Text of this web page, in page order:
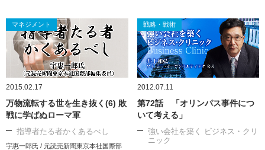
マネジメント
2015.02.17
万物流転する世を生き抜く(6) 敗
戦に学ばぬローマ軍
指導者たる者かくあるべし
宇惠一郎氏 / 元読売新聞東京本社国際部
戦略・戦術
2012.07.11
第72話 「オリンパス事件につ
いて考える」
強い会社を築く ビジネス・クリ
ニック